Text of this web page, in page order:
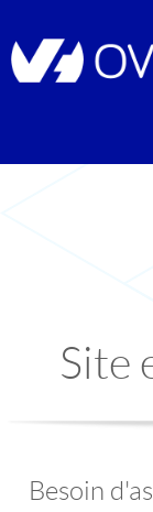
Site
Besoin